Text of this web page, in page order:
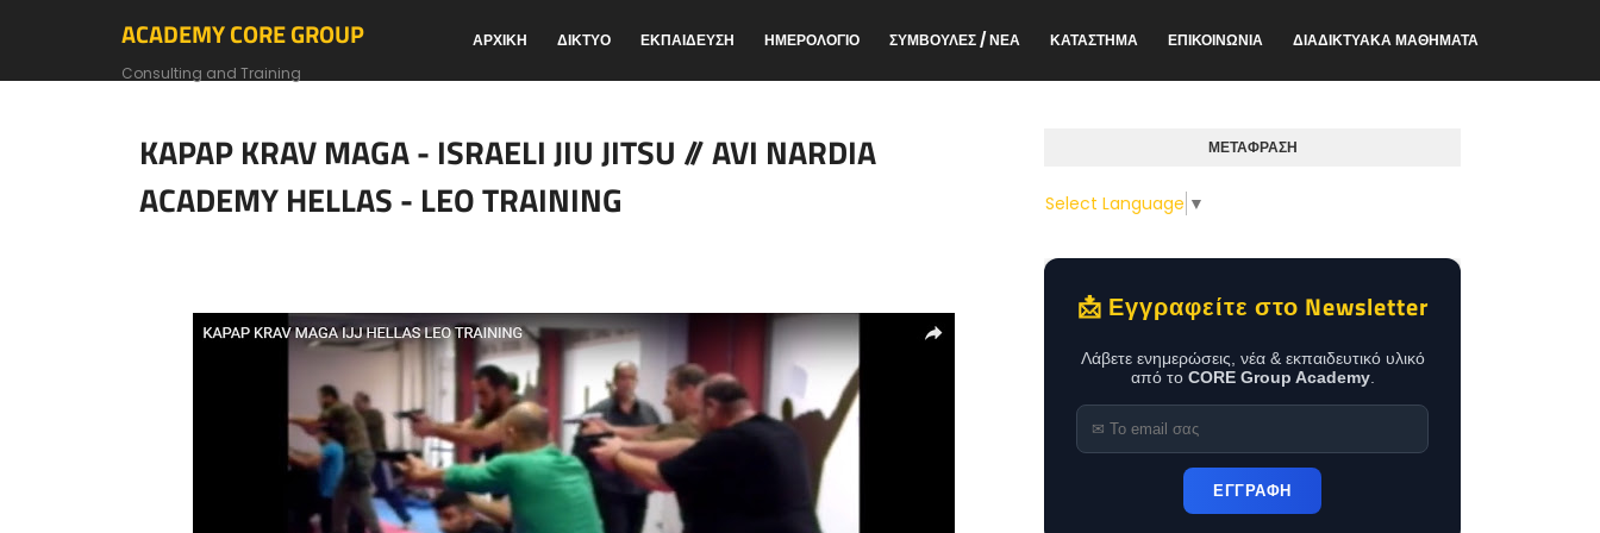
ACADEMY CORE GROUP
Consulting and Training
ΑΡΧΙΚΗ ΔΙΚΤΥΟ ΕΚΠΑΙΔΕΥΣΗ ΗΜΕΡΟΛΟΓΙΟ ΣΥΜΒΟΥΛΕΣ / ΝΕΑ ΚΑΤΑΣΤΗΜΑ ΕΠΙΚΟΙΝΩΝΙΑ ΔΙΑΔΙΚΤΥΑΚΑ ΜΑΘΗΜΑΤΑ
KAPAP KRAV MAGA - ISRAELI JIU JITSU // AVI NARDIA
ACADEMY HELLAS - LEO TRAINING
ΜΕΤΑΦΡΑΣΗ
Select Language ▼
📩 Εγγραφείτε στο Newsletter
Λάβετε ενημερώσεις, νέα & εκπαιδευτικό υλικό
από το CORE Group Academy.
ΕΓΓΡΑΦΗ